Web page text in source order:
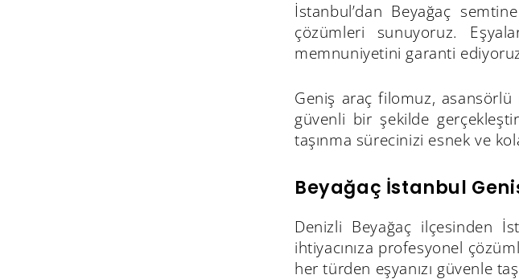
İstanbul’dan Beyağaç
çözümleri sunuyoruz.
memnuniyetini garanti
Geniş araç filomuz, asansörlü
güvenli bir şekilde
taşınma sürecinizi esnek ve
Beyağaç İstanbul
Denizli Beyağaç ilçesinden
ihtiyacınıza profesyonel
her türden eşyanızı güvenle